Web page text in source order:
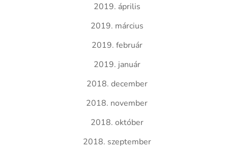
2019. április
2019. március
2019. február
2019. január
2018. december
2018. november
2018. október
2018. szeptember